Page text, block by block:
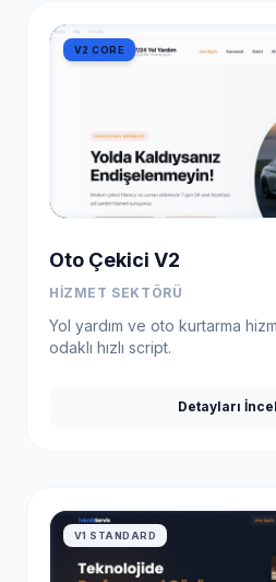
V2 CORE
Oto Çekici V2
HIZMET SEKTÖRÜ
Yol yardım ve oto kurtarma
odaklı hızlı script.
Detayları
V1 STANDARD